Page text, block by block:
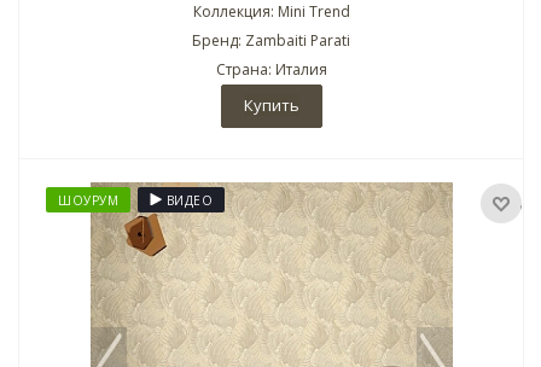
Коллекция: Mini Trend
Бренд: Zambaiti Parati
Страна: Италия
Купить
ШОУРУМ ВИДЕО